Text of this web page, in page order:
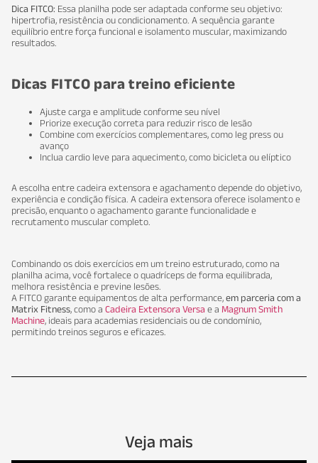
Dica FITCO: Essa planilha pode ser adaptada conforme seu objetivo:
hipertrofia, resistência ou condicionamento. A sequência garante
equilíbrio entre força funcional e isolamento muscular, maximizando
resultados.
Dicas FITCO para treino eficiente
Ajuste carga e amplitude conforme seu nível
Priorize execução correta para reduzir risco de lesão
Combine com exercícios complementares, como leg press ou
avanço
Inclua cardio leve para aquecimento, como bicicleta ou elíptico
A escolha entre cadeira extensora e agachamento depende do objetivo,
experiência e condição física. A cadeira extensora oferece isolamento e
precisão, enquanto o agachamento garante funcionalidade e
recrutamento muscular completo.
Combinando os dois exercícios em um treino estruturado, como na
planilha acima, você fortalece o quadríceps de forma equilibrada,
melhora resistência e previne lesões.
A FITCO garante equipamentos de alta performance,em parceria com a
Matrix Fitness, como a Cadeira Extensora Versa e a Magnum Smith
Machine, ideais para academias residenciais ou de condomínio,
permitindo treinos seguros e eficazes.
Veja mais